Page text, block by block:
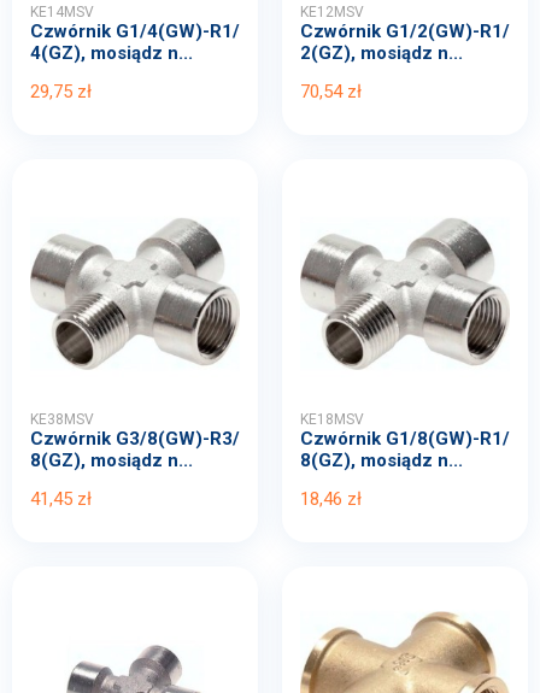
KE14MSV
Czwórnik G1/4(GW)-R1/
4(GZ), mosiądz n...
29,75 zł
KE12MSV
Czwórnik G1/2(GW)-R1/
2(GZ), mosiądz n...
70,54 zł
KE38MSV
Czwórnik G3/8(GW)-R3/
8(GZ), mosiądz n...
41,45 zł
KE18MSV
Czwórnik G1/8(GW)-R1/
8(GZ), mosiądz n...
18,46 zł